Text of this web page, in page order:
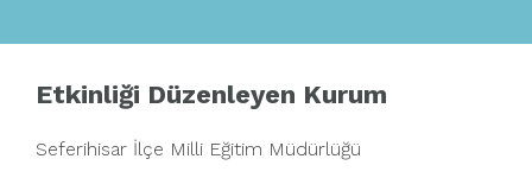
Etkinliği Düzenleyen Kurum
Seferihisar İlçe Milli Eğitim Müdürlüğü